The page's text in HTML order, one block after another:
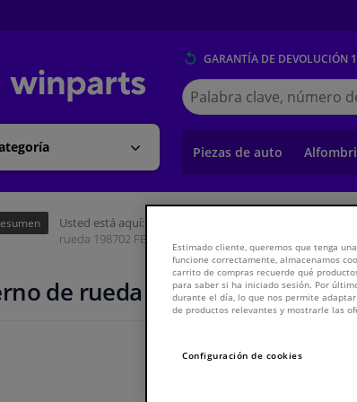
GARANTÍA DE DEVOLUCIÓN
Buscar
en
Winparts.es
Piezas de auto
Usted está aquí:
rueda 198702 FEBI
de rueda 198702 FEBI
Estimado cliente, queremos que tenga
funcione correctamente, almacenamos
carrito de compras recuerde qué
para saber si ha iniciado sesión. Por
durante el día, lo que nos permite
de productos relevantes y mostrarle las
Configuración de cookies